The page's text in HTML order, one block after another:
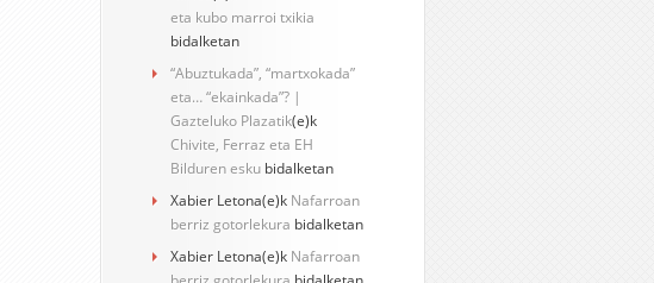
eta kubo marroi txikia
bidalketan
“Abuztukada”, “martxokada”
eta… “ekainkada”? |
Gazteluko Plazatik(e)k
Chivite, Ferraz eta EH
Bilduren esku bidalketan
Xabier Letona(e)k Nafarroan
berriz gotorlekura bidalketan
Xabier Letona(e)k Nafarroan